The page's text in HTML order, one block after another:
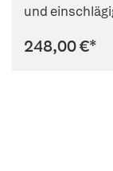
und
248,00 €*